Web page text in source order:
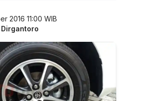
2016 11:00 WIB
Dirgantoro